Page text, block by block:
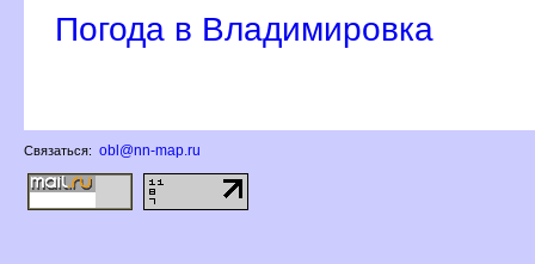
Погода в Владимировка
Связаться: obl@nn-map.ru